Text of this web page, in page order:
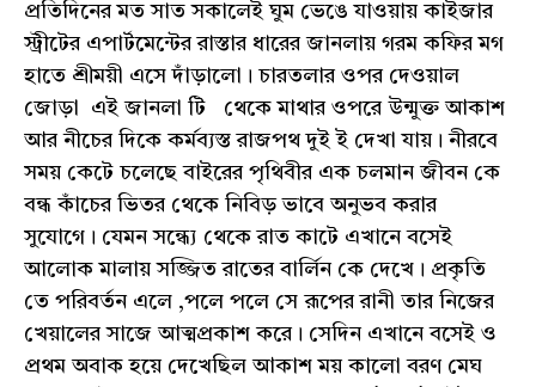
প্রতিদিনের মত সাত সকালেই ঘুম ভেঙে যাওয়ায় কাইজার
স্ট্রীটের এপার্টমেন্টের রাস্তার ধারের জানলায় গরম কফির মগ
হাতে শ্রীময়ী এসে দাঁড়ালো। চারতলার ওপর দেওয়াল
জোড়া এই জানলা টি থেকে মাথার ওপরে উন্মুক্ত আকাশ
আর নীচের দিকে কর্মব্যস্ত রাজপথ দুই ই দেখা যায়। নীরবে
সময় কেটে চলেছে বাইরের পৃথিবীর এক চলমান জীবন কে
বন্ধ কাঁচের ভিতর থেকে নিবিড় ভাবে অনুভব করার
সুযোগে। যেমন সন্ধ্যে থেকে রাত কাটে এখানে বসেই
আলোক মালায় সজ্জিত রাতের বার্লিন কে দেখে। প্রকৃতি
তে পরিবর্তন এলে ,পলে পলে সে রূপের রানী তার নিজের
খেয়ালের সাজে আত্মপ্রকাশ করে। সেদিন এখানে বসেই ও
প্রথম অবাক হয়ে দেখেছিল আকাশ ময় কালো বরণ মেঘ